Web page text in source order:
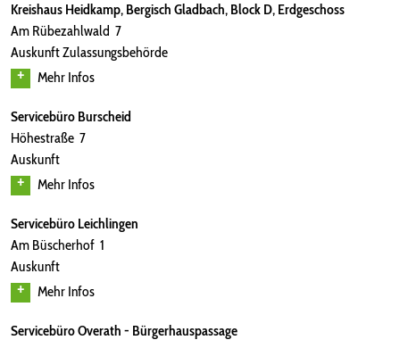
Kreishaus Heidkamp, Bergisch Gladbach, Block D, Erdgeschoss
Am Rübezahlwald 7
Auskunft Zulassungsbehörde
Mehr Infos
Servicebüro Burscheid
Höhestraße 7
Auskunft
Mehr Infos
Servicebüro Leichlingen
Am Büscherhof 1
Auskunft
Mehr Infos
Servicebüro Overath - Bürgerhauspassage